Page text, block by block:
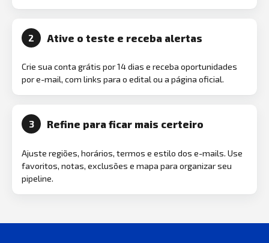
2 Ative o teste e receba alertas
Crie sua conta grátis por 14 dias e receba oportunidades
por e-mail, com links para o edital ou a página oficial.
3 Refine para ficar mais certeiro
Ajuste regiões, horários, termos e estilo dos e-mails. Use
favoritos, notas, exclusões e mapa para organizar seu
pipeline.